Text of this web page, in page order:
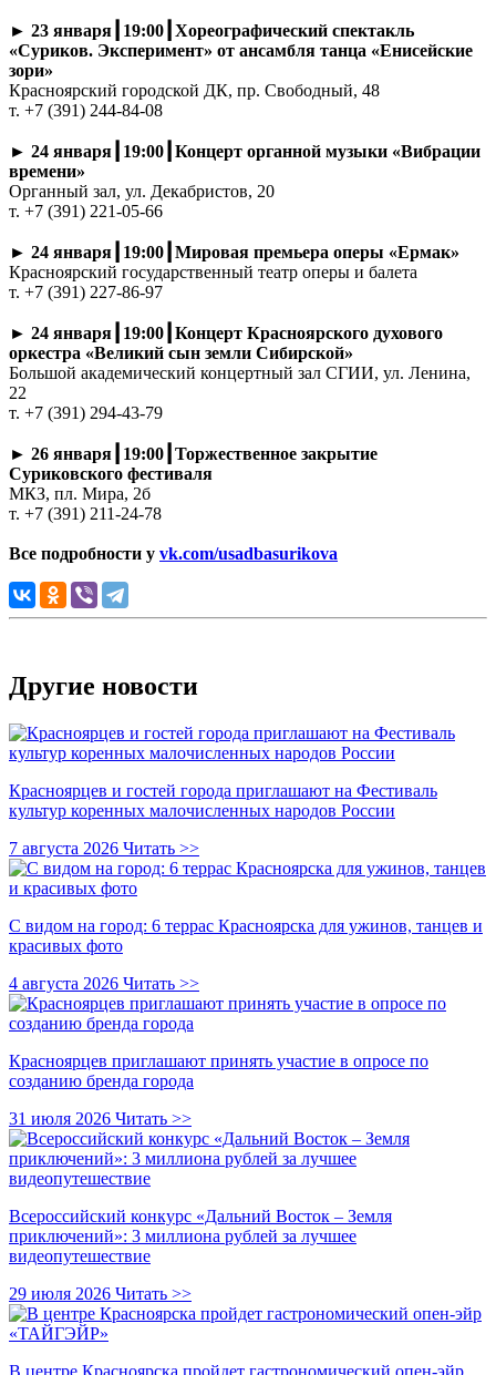
► 23 января┃19:00┃Хореографический спектакль
«Суриков. Эксперимент» от ансамбля танца «Енисейские
зори»
Красноярский городской ДК, пр. Свободный, 48
т. +7 (391) 244-84-08
► 24 января┃19:00┃Концерт органной музыки «Вибрации
времени»
Органный зал, ул. Декабристов, 20
т. +7 (391) 221-05-66
► 24 января┃19:00┃Мировая премьера оперы «Ермак»
Красноярский государственный театр оперы и балета
т. +7 (391) 227-86-97
► 24 января┃19:00┃Концерт Красноярского духового
оркестра «Великий сын земли Сибирской»
Большой академический концертный зал СГИИ, ул. Ленина,
22
т. +7 (391) 294-43-79
► 26 января┃19:00┃Торжественное закрытие
Суриковского фестиваля
МКЗ, пл. Мира, 2б
т. +7 (391) 211-24-78
Все подробности у vk.com/usadbasurikova
Другие новости
Красноярцев и гостей города приглашают на Фестиваль
культур коренных малочисленных народов России
7 августа 2026 Читать >>
С видом на город: 6 террас Красноярска для ужинов, танцев и
красивых фото
4 августа 2026 Читать >>
Красноярцев приглашают принять участие в опросе по
созданию бренда города
31 июля 2026 Читать >>
Всероссийский конкурс «Дальний Восток – Земля
приключений»: 3 миллиона рублей за лучшее
видеопутешествие
29 июля 2026 Читать >>
В центре Красноярска пройдет гастрономический опен-эйр